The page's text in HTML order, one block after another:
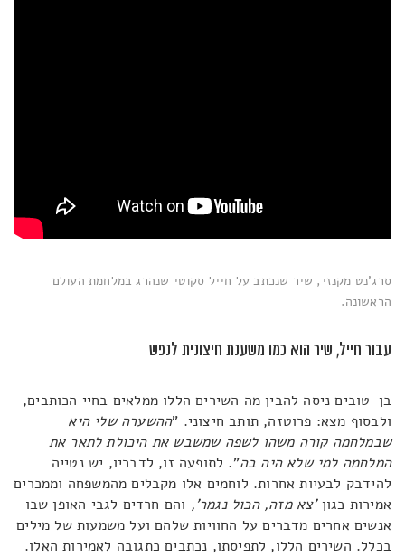
סרג'נט מקנזי, שיר שנכתב על חייל סקוטי שנהרג במלחמת העולם
הראשונה.
עבור חייל, שיר הוא כמו משענת חיצונית לנפש
בן-טובים ניסה להבין מה השירים הללו ממלאים בחיי הכותבים,
ולבסוף מצא: פרוטזה, תותב חיצוני. "ההשערה שלי היא
שבמלחמה קורה משהו לשפה שמשבש את היכולת לתאר את
המלחמה למי שלא היה בה". לתופעה זו, לדבריו, יש נטייה
להידבק לבעיות אחרות. לוחמים אלו מקבלים מהמשפחה וממכרים
אמירות כגון'צא מזה, הכול נגמר', והם חרדים לגבי האופן שבו
אנשים אחרים מדברים על החוויות שלהם ועל משמעות של מילים
בכלל. השירים הללו, לתפיסתו, נכתבים כתגובה לאמירות האלו.